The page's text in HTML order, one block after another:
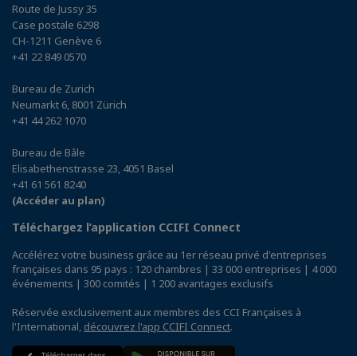
Route de Jussy 35
Case postale 6298
CH-1211 Genève 6
+41 22 849 0570
Bureau de Zurich
Neumarkt 6, 8001 Zürich
+41 44 262 1070
Bureau de Bâle
Elisabethenstrasse 23, 4051 Basel
+41 61 561 8240
(Accéder au plan)
Téléchargez l’application CCIFI Connect
Accélérez votre business grâce au 1er réseau privé d'entreprises
françaises dans 95 pays : 120 chambres | 33 000 entreprises | 4 000
événements | 300 comités | 1 200 avantages exclusifs
Réservée exclusivement aux membres des CCI Françaises à
l'International, découvrez l'app CCIFI Connect.